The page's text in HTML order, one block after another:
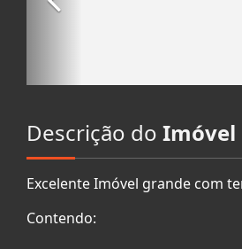
Descrição do Imóvel
Excelente Imóvel grande com
Contendo: